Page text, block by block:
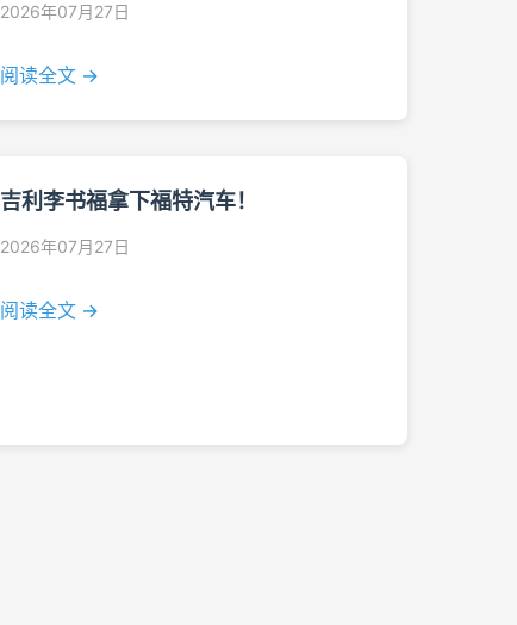
2026年07月27日
阅读全文 →
吉利李书福拿下福特汽车！
2026年07月27日
阅读全文 →